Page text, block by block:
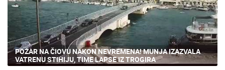
POŽAR NA ČIOVU NAKON NEVREMENA! MUNJA IZAZVALA
VATRENU STIHIJU, TIME LAPSE IZ TROGIRA